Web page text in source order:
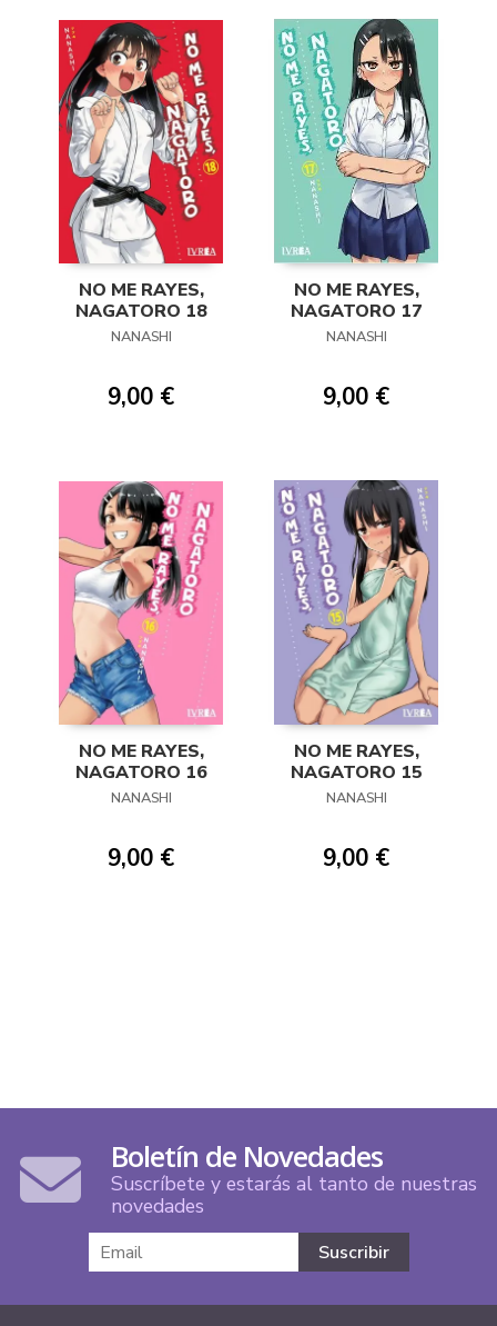
NO ME RAYES,
NAGATORO 18
NANASHI
9,00 €
NO ME RAYES,
NAGATORO 17
NANASHI
9,00 €
NO ME RAYES,
NAGATORO 16
NANASHI
9,00 €
NO ME RAYES,
NAGATORO 15
NANASHI
9,00 €
Boletín de Novedades
Suscríbete y estarás al tanto de nuestras
novedades